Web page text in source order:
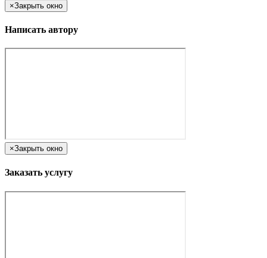
×Закрыть окно
Написать автору
×Закрыть окно
Заказать услугу